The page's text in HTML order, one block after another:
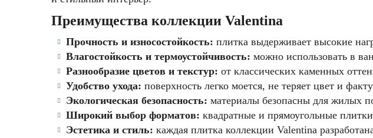
Преимущества коллекции Valentina
Прочность и износостойкость: плитка выдерживает высокие
Влагостойкость и термоустойчивость: можно использовать в
Разнообразие цветов и текстур: от классических каменных
Удобство ухода: поверхность легко моется, не теряет цвет и
Экологическая безопасность: материалы безопасны для жилых
Широкий выбор форматов: квадратные и прямоугольные
Эстетика и стиль: каждая плитка коллекции Valentina